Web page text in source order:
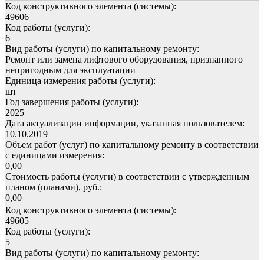
Код конструктивного элемента (системы):
49606
Код работы (услуги):
6
Вид работы (услуги) по капитальному ремонту:
Ремонт или замена лифтового оборудования, признанного
непригодным для эксплуатации
Единица измерения работы (услуги):
шт
Год завершения работы (услуги):
2025
Дата актуализации информации, указанная пользователем:
10.10.2019
Объем работ (услуг) по капитальному ремонту в соответствии
с единицами измерения:
0,00
Стоимость работы (услуги) в соответствии с утвержденным
планом (планами), руб.:
0,00
Код конструктивного элемента (системы):
49605
Код работы (услуги):
5
Вид работы (услуги) по капитальному ремонту: